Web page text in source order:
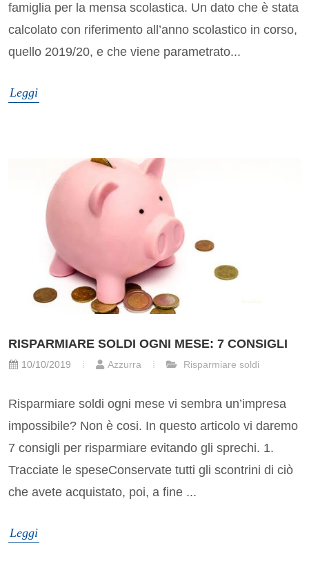
famiglia per la mensa scolastica. Un dato che è stata
calcolato con riferimento all’anno scolastico in corso,
quello 2019/20, e che viene parametrato...
Leggi
RISPARMIARE SOLDI OGNI MESE: 7 CONSIGLI
10/10/2019 Azzurra Risparmiare soldi
Risparmiare soldi ogni mese vi sembra un’impresa
impossibile? Non è cosi. In questo articolo vi daremo
7 consigli per risparmiare evitando gli sprechi. 1.
Tracciate le speseConservate tutti gli scontrini di ciò
che avete acquistato, poi, a fine ...
Leggi